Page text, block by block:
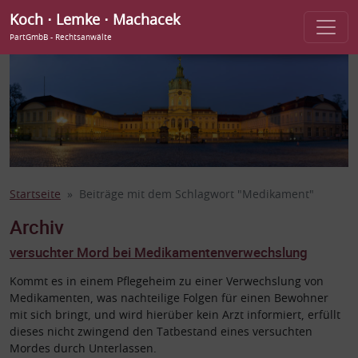
Koch ⋅ Lemke ⋅ Machacek
PartGmbB - Rechtsanwälte
Startseite Beiträge mit dem Schlagwort "Medikament"
Archiv
versuchter Mord bei Medikamentenverwechslung
Kommt es in einem Pflegeheim zu einer Verwechslung von
Medikamenten, was nachteilige Folgen für einen Bewohner
mit sich bringt, und wird hierüber kein Arzt informiert, erfüllt
dieses nicht zwingend den Tatbestand eines versuchten
Mordes durch Unterlassen.